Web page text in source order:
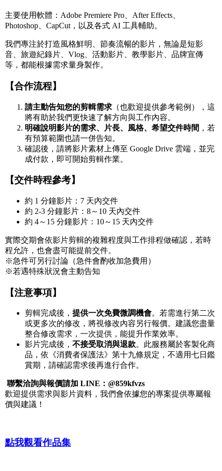
主要使用軟體：Adobe Premiere Pro、After Effects、
Photoshop、CapCut，以及各式 AI 工具輔助。
我們專注於打造風格鮮明、節奏流暢的影片，無論是短影
音、旅遊紀錄片、Vlog、活動影片、教學影片、品牌宣傳
等，都能根據需求量身製作。
【合作流程】
請主動告知您的剪輯需求 （也歡迎提供參考範例），這
將有助於我們更快速了解方向與工作內容。
明確說明影片的需求、片長、風格、希望交件時間 ，若
有預算範圍也請一併告知。
確認後，請將影片素材上傳至 Google Drive 雲端，並完
成付款，即可開始剪輯作業。
【交件時程參考】
約 1 分鐘影片：7 天內交件
約 2-3 分鐘影片：8～10 天內交件
約 4～15 分鐘影片：10～15 天內交件
實際交期會依影片剪輯的複雜程度與工作排程做確認，若時
程允許，也會盡可能提前交件。
※急件可另行討論（急件會酌收加急費用）
※若遇特殊狀況會主動告知
【注意事項】
剪輯完成後， 提供一次免費微調機會。若需進行第二次
或更多次的修改，將視修改內容另行報價。建議您盡量
整合修改需求，一次提供，能提升作業效率。
影片完成後， 不接受取消與退款。此服務屬於客製化商
品，依《消費者保護法》第十九條規定，不適用七日鑑
賞期，請確認需求後再進行合作。
聯繫洽詢與報價請加 LINE：@859kfvzs
歡迎提供需求與影片資料，我們會依據您的專案提供專屬報
價與建議！
點我觀看作品集